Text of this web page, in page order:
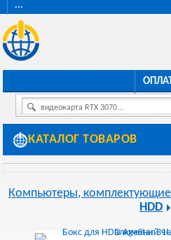
···
видеокарта RTX 3070...
КАТАЛОГ ТОВАРОВ
Компьютеры,
HDD